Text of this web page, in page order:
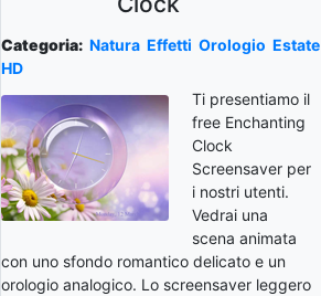
Categoria: Natura Effetti Orologio Estate
HD
Ti presentiamo il
free Enchanting
Clock
Screensaver per
i nostri utenti.
Vedrai una
scena animata
con uno sfondo romantico delicato e un
orologio analogico. Lo screensaver leggero